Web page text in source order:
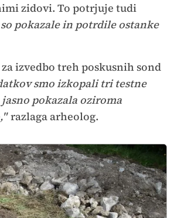
zidovi. To potrjuje tudi
pokazale in potrdile ostanke
izvedbo treh poskusnih sond
smo izkopali tri testne
pokazala oziroma
razlaga arheolog.